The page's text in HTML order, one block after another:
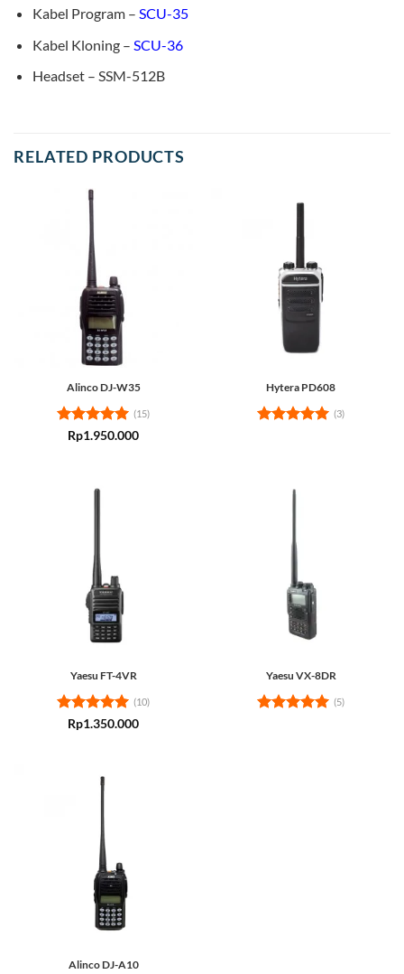
Kabel Program – SCU-35
Kabel Kloning – SCU-36
Headset – SSM-512B
RELATED PRODUCTS
Alinco DJ-W35
Rated5
(15)
Rp1.950.000
Hytera PD608
(3)
Yaesu FT-4VR
Rated5
(10)
Rp1.350.000
Yaesu VX-8DR
(5)
Alinco DJ-A10